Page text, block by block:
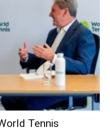
Tennis